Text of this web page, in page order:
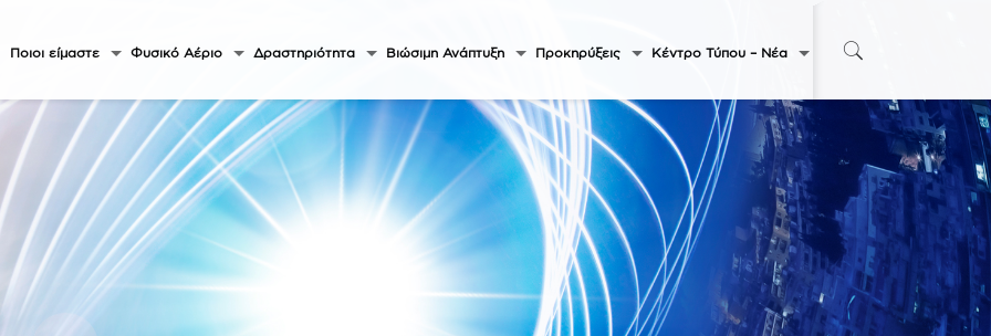
Ποιοι είμαστε Φυσικό Αέριο Δραστηριότητα Βιώσιμη Ανάπτυξη Προκηρύξεις Κέντρο Τύπου – Νέα